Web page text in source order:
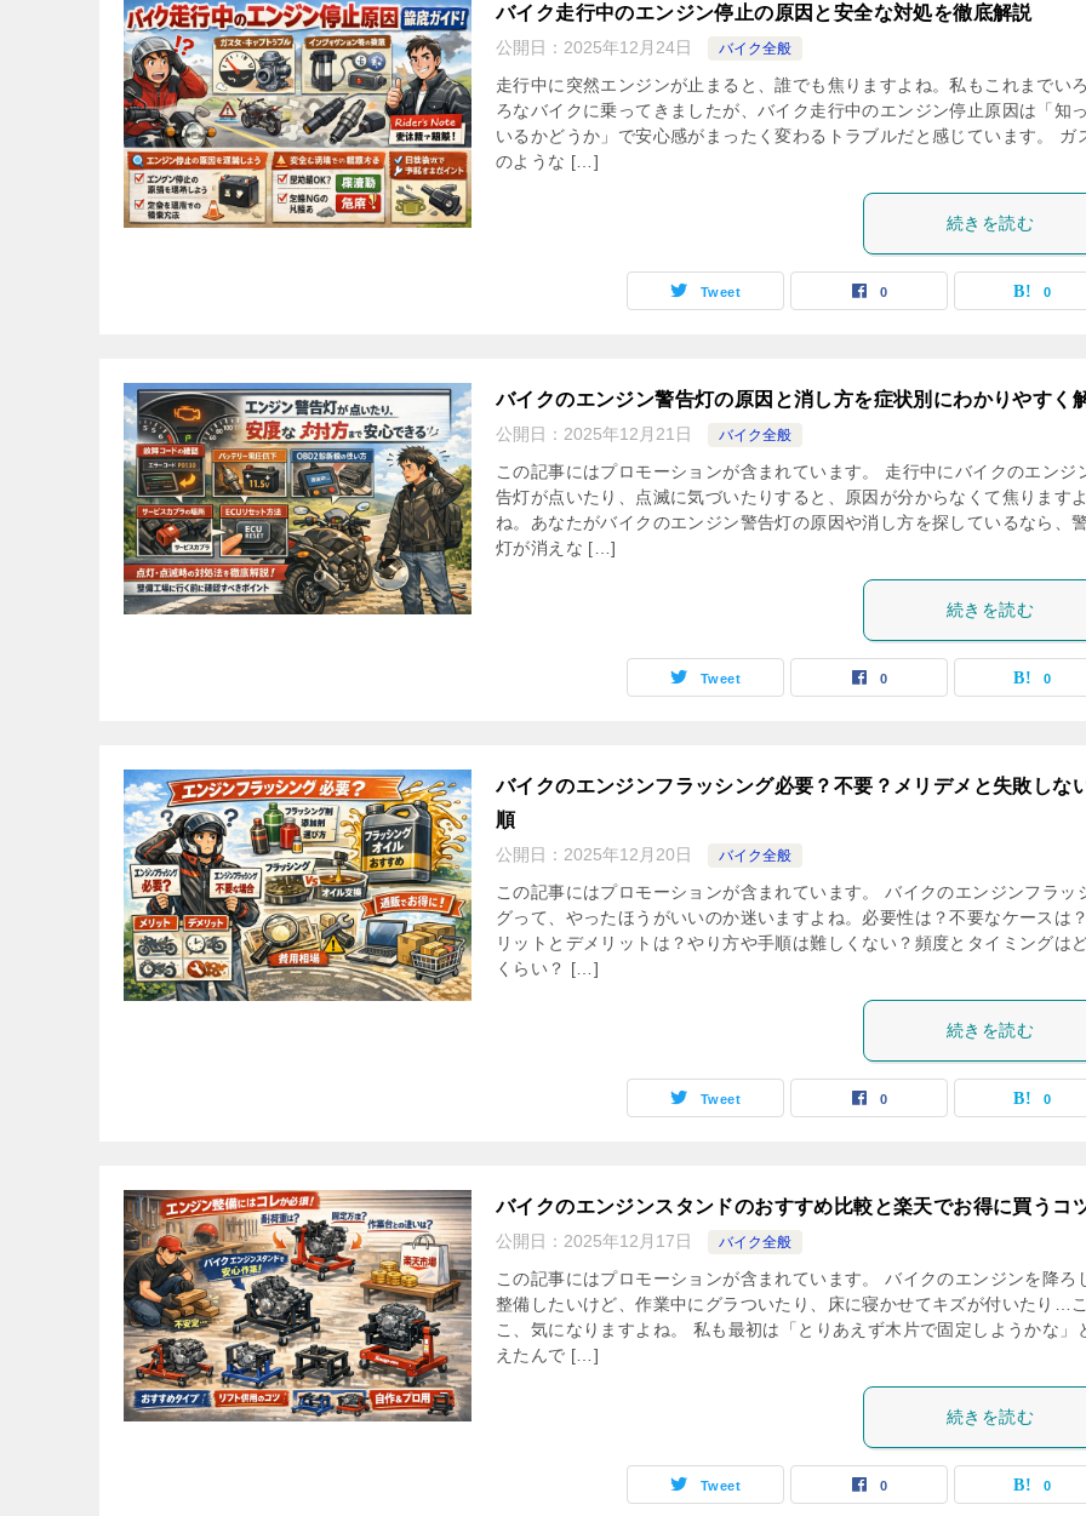
バイク走行中のエンジン停止の原因と安全な対処を徹底解説
公開日： 2025年12月24日 バイク全般
走行中に突然エンジンが止まると、誰でも焦りますよね。私もこれまでい
ろなバイクに乗ってきましたが、バイク走行中のエンジン停止原因は「知
いるかどうか」で安心感がまったく変わるトラブルだと感じています。 ガ
のような […]
続きを読む
Tweet 0 0
バイクのエンジン警告灯の原因と消し方を症状別にわかりやすく
公開日： 2025年12月21日 バイク全般
この記事にはプロモーションが含まれています。 走行中にバイクのエンジ
告灯が点いたり、点滅に気づいたりすると、原因が分からなくて焦りますよ
ね。あなたがバイクのエンジン警告灯の原因や消し方を探しているなら、
灯が消えな […]
続きを読む
Tweet 0 0
バイクのエンジンフラッシング必要？不要？メリデメと失敗しな
順
公開日： 2025年12月20日 バイク全般
この記事にはプロモーションが含まれています。 バイクのエンジンフラッ
グって、やったほうがいいのか迷いますよね。必要性は？不要なケースは
リットとデメリットは？やり方や手順は難しくない？頻度とタイミングは
くらい？ […]
続きを読む
Tweet 0 0
バイクのエンジンスタンドのおすすめ比較と楽天でお得に買うコ
公開日： 2025年12月17日 バイク全般
この記事にはプロモーションが含まれています。 バイクのエンジンを降ろ
整備したいけど、作業中にグラついたり、床に寝かせてキズが付いたり…こ
こ、気になりますよね。 私も最初は「とりあえず木片で固定しようかな」
えたんで […]
続きを読む
Tweet 0 0